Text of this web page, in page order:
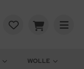
WOLLE